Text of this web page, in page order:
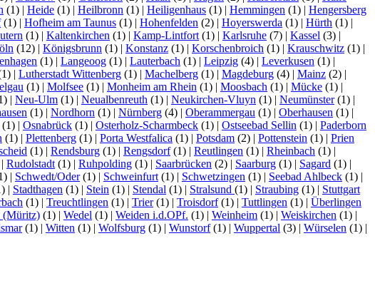
(1) | Heide (1) | Heilbronn (1) | Heiligenhaus (1) | Hemmingen (1) | Hengersberg
(1) | Hofheim am Taunus (1) | Hohenfelden (2) | Hoyerswerda (1) | Hürth (1) |
(1) | Kaltenkirchen (1) | Kamp-Lintfort (1) | Karlsruhe (7) | Kassel (3) |
(12) | Königsbrunn (1) | Konstanz (1) | Korschenbroich (1) | Krauschwitz (1) |
(1) | Langeoog (1) | Lauterbach (1) | Leipzig (4) | Leverkusen (1) |
| Lutherstadt Wittenberg (1) | Machelberg (1) | Magdeburg (4) | Mainz (2) |
(1) | Molfsee (1) | Monheim am Rhein (1) | Moosbach (1) | Mücke (1) |
| Neu-Ulm (1) | Neualbenreuth (1) | Neukirchen-Vluyn (1) | Neumünster(1) |
(1) | Nordhorn (1) | Nürnberg (4) | Oberammergau (1) | Oberhausen (1) |
(1) | Osnabrück (1) | Osterholz-Scharmbeck (1) | Ostseebad Sellin (1) | Paderborn
(1) | Plettenberg (1) | Porta Westfalica (1) | Potsdam (2) | Pottenstein (1) | Prien
(1) | Rendsburg (1) | Rengsdorf(1) | Reutlingen (1) | Rheinbach (1) |
| Rudolstadt (1) | Ruhpolding (1) | Saarbrücken (2) | Saarburg (1) | Sagard (1) |
| Schwedt/Oder(1) | Schweinfurt (1) | Schwetzingen (1) | Seebad Ahlbeck (1) |
| Stadthagen (1) | Stein (1) | Stendal (1) | Stralsund (1) | Straubing (1) | Stuttgart
(1) | Treuchtlingen (1) | Trier(1) | Troisdorf(1) | Tuttlingen (1) | Überlingen
(Müritz) (1) | Wedel (1) | Weiden i.d.OPf. (1) | Weinheim (1) | Weiskirchen (1) |
(1) | Witten (1) | Wolfsburg (1) | Wunstorf(1) | Wuppertal (3) | Würselen (1) |